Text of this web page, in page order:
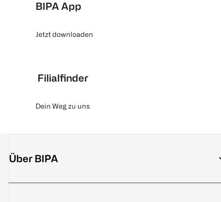
BIPA App
Jetzt downloaden
Filialfinder
Dein Weg zu uns
Über BIPA